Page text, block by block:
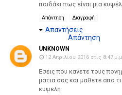
παιδάκι πως είναι μια
Απάντηση Διαγραφή
Απαντήσεις
Απάντηση
UNKNOWN
12 Απριλίου 2016 στις 8:47
Εσεις που κανετε τους
ματια σας και μαθετε απο τι
κυψελη